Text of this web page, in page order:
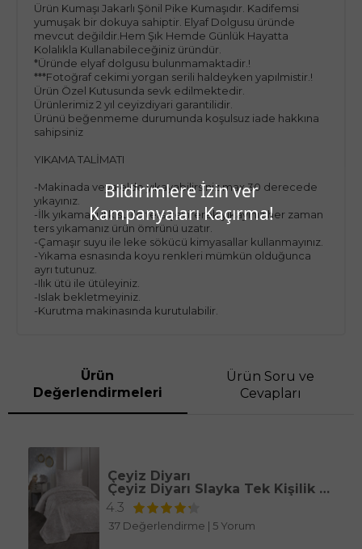
Bildirimlere İzin ver
Kampanyaları Kaçırma!
Ürün Kumaşı Jakarlı Şönil Pike Kumaşıdır. Kadifemsi
yumuşak bir dokuya sahiptir. Elyaf Dolgusu üründe
mevcut değildir.Hem Şık Hemde Günlük Hayatta
Kolalıkla Kullanabileceğiniz üründür.
*Üründe elyaf dolgusu bulunmamaktadir.!
***Fotoğraf cekimi yorgan serili haldeyken yapılmistir.!
Ürün Özel Kutusunda sevk edilmektedir.
Ürünlerimiz 2 yıl ceyizdiyari garantilidir.
Ürünü beğenmeme durumunda koşulsuz iade hakkına
sahipsiniz
YIKAMA TALİMATI
-Makinada veya elde yıkayabilirsiniz max 30 derecede
yıkayınız.
-İlk yıkamayı ılık su ile ters çevirerek yıkayınız.her zaman
ters yıkamanız ürün ömrünü uzatır.
-Çamaşır suyu ile leke sökücü kimyasallar kullanmayınız.
-Yıkama esnasında koyu renkleri mümkün olduğunca
ayrı tutunuz.
-Ilık ütü ile ütüleyiniz.
-Islak bekletmeyiniz.
-Kurutma makinasında kurutulabilir.
Ürün
Değerlendirmeleri
Ürün Soru ve
Cevapları
Çeyiz Diyarı
Çeyiz Diyarı Slayka Tek Kişilik Yatak Örtüsü Cappucino
4.3
37 Değerlendirme | 5 Yorum